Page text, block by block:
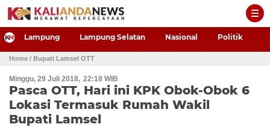
-->
Lampung Lampung Selatan Nasional Politik
Home / Bupati Lamsel OTT
Minggu, 29 Juli 2018 22:18 WIB
Pasca OTT, Hari ini KPK Obok-Obok 6
Lokasi Termasuk Rumah Wakil
Bupati Lamsel